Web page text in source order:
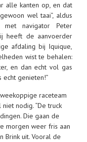
alle kanten op, en dat
wel taai”, aldus
met navigator Peter
heeft de aanvoerder
afdaling bij Iquique,
wist te behalen:
en dan echt vol gas
genieten!”
raceteam
nodig. “De truck
Die gaan de
morgen weer fris aan
Brink uit. Vooral de